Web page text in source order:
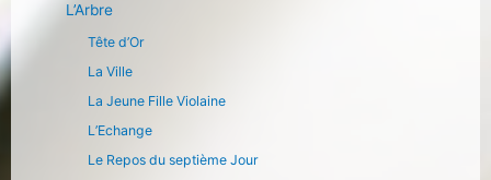
L’Arbre
Tête d’Or
La Ville
La Jeune Fille Violaine
L’Echange
Le Repos du septième Jour